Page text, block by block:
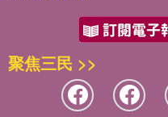
聚焦三民 >>